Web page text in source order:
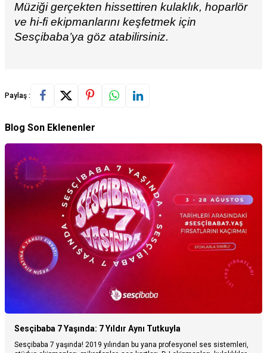
Müziği gerçekten hissettiren kulaklık, hoparlör
ve hi-fi ekipmanlarını keşfetmek için
Sesçibaba’ya göz atabilirsiniz.
Paylaş :
Blog Son Eklenenler
Sesçibaba 7 Yaşında: 7 Yıldır Aynı Tutkuyla
Sesçibaba 7 yaşında! 2019 yılından bu yana profesyonel ses sistemleri,